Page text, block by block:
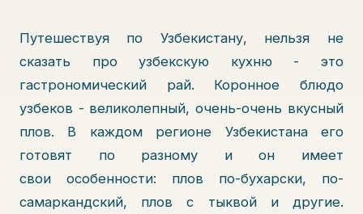
Путешествуя по Узбекистану, нельзя не
сказать про узбекскую кухню - это
гастрономический рай. Коронное блюдо
узбеков - великолепный, очень-очень вкусный
плов. В каждом регионе Узбекистана его
готовят по разному и он имеет
свои особенности: плов по-бухарски, по-
самаркандский, плов с тыквой и другие.